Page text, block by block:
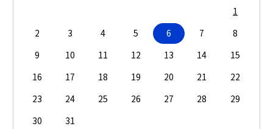
1
2
3 4 5 6 7
8
9
10 11 12 13 14
15
16
17 18 19 20 21
22
23
24 25 26 27 28
29
30
31